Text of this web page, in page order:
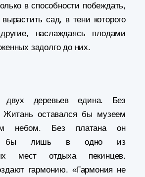
в способности побеждать,
сад, в тени которого
наслаждаясь плодами
задолго до них.
двух деревьев едина. Без
Житань оставался бы музеем
небом. Без платана он
бы лишь в одно из
мест отдыха пекинцев.
гармонию. «Гармония не